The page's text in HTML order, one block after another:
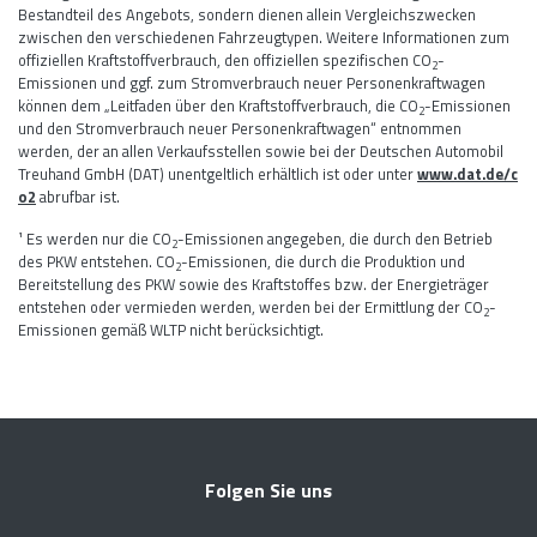
Bestandteil des Angebots, sondern dienen allein Vergleichszwecken
zwischen den verschiedenen Fahrzeugtypen. Weitere Informationen zum
offiziellen Kraftstoffverbrauch, den offiziellen spezifischen CO2-
Emissionen und ggf. zum Stromverbrauch neuer Personenkraftwagen
können dem „Leitfaden über den Kraftstoffverbrauch, die CO2-Emissionen
und den Stromverbrauch neuer Personenkraftwagen“ entnommen
werden, der an allen Verkaufsstellen sowie bei der Deutschen Automobil
Treuhand GmbH (DAT) unentgeltlich erhältlich ist oder unterwww.dat.de/c
o2 abrufbar ist.
¹ Es werden nur die CO2-Emissionen angegeben, die durch den Betrieb
des PKW entstehen. CO2-Emissionen, die durch die Produktion und
Bereitstellung des PKW sowie des Kraftstoffes bzw. der Energieträger
entstehen oder vermieden werden, werden bei der Ermittlung der CO2-
Emissionen gemäß WLTP nicht berücksichtigt.
Folgen Sie uns